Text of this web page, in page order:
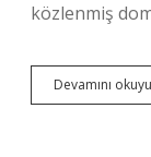
közlenmiş
Devamını